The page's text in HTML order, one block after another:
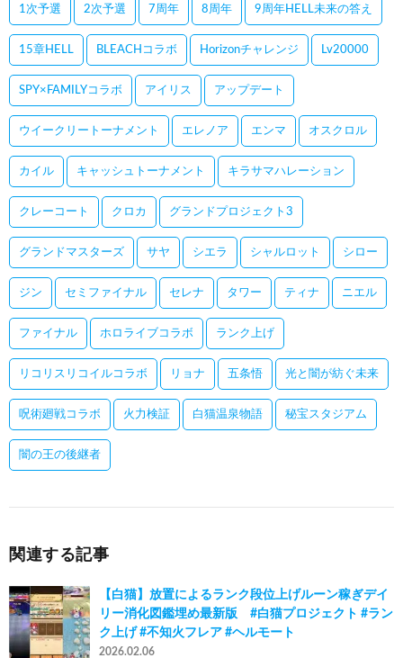
1次予選 2次予選 7周年 8周年 9周年HELL未来の答え
15章HELL BLEACHコラボ Horizonチャレンジ Lv20000
SPY×FAMILYコラボ アイリス アップデート
ウイークリートーナメント エレノア エンマ オスクロル
カイル キャッシュトーナメント キラサマハレーション
クレーコート クロカ グランドプロジェクト3
グランドマスターズ サヤ シエラ シャルロット シロー
ジン セミファイナル セレナ タワー ティナ ニエル
ファイナル ホロライブコラボ ランク上げ
リコリスリコイルコラボ リョナ 五条悟 光と闇が紡ぐ未来
呪術廻戦コラボ 火力検証 白猫温泉物語 秘宝スタジアム
闇の王の後継者
関連する記事
【白猫】放置によるランク段位上げルーン稼ぎデイ
リー消化図鑑埋め最新版 #白猫プロジェクト #ラン
ク上げ #不知火フレア #ヘルモート
2026.02.06